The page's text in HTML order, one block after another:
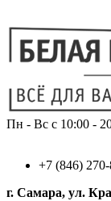
Пн - Вс с 10:00 -
+7 (846)
г. Самара, ул.